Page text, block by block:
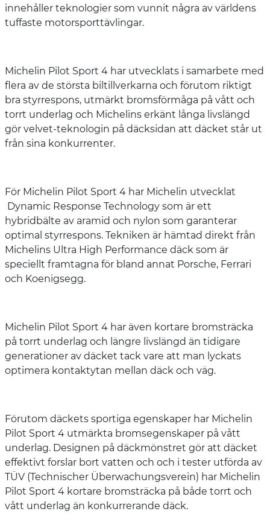
innehåller teknologier som vunnit några av världens
tuffaste motorsporttävlingar.
Michelin Pilot Sport 4 har utvecklats i samarbete med
flera av de största biltillverkarna och förutom riktigt
bra styrrespons, utmärkt bromsförmåga på vått och
torrt underlag och Michelins erkänt långa livslängd
gör velvet-teknologin på däcksidan att däcket står ut
från sina konkurrenter.
För Michelin Pilot Sport 4 har Michelin utvecklat
Dynamic Response Technology som är ett
hybridbälte av aramid och nylon som garanterar
optimal styrrespons. Tekniken är hämtad direkt från
Michelins Ultra High Performance däck som är
speciellt framtagna för bland annat Porsche, Ferrari
och Koenigsegg.
Michelin Pilot Sport 4 har även kortare bromsträcka
på torrt underlag och längre livslängd än tidigare
generationer av däcket tack vare att man lyckats
optimera kontaktytan mellan däck och väg.
Förutom däckets sportiga egenskaper har Michelin
Pilot Sport 4 utmärkta bromsegenskaper på vått
underlag. Designen på däckmönstret gör att däcket
effektivt forslar bort vatten och och i tester utförda av
TÜV (Technischer Überwachungsverein) har Michelin
Pilot Sport 4 kortare bromsträcka på både torrt och
vått underlag än konkurrerande däck.